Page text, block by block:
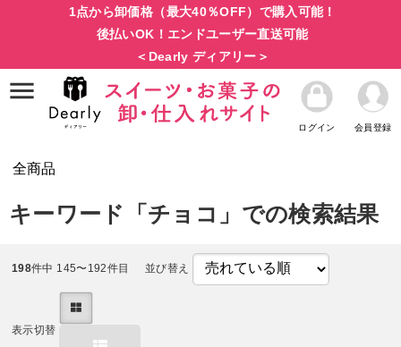
1点から卸価格（最大40％OFF）で購入可能！
後払いOK！エンドユーザー直送可能
＜Dearly ディアリー＞
ログイン 会員登録
全商品
キーワード「チョコ」での検索結果
198件中 145〜192件目 並び替え
表示切替